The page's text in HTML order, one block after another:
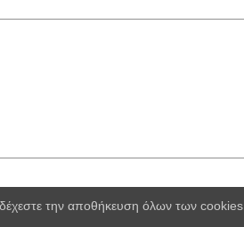
την αποθήκευση όλων των cookies.